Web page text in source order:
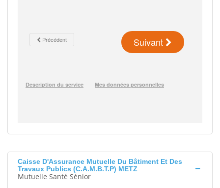
Caisse D'Assurance Mutuelle Du Bâtiment Et Des
Travaux Publics (C.A.M.B.T.P) METZ
Mutuelle Santé Sénior